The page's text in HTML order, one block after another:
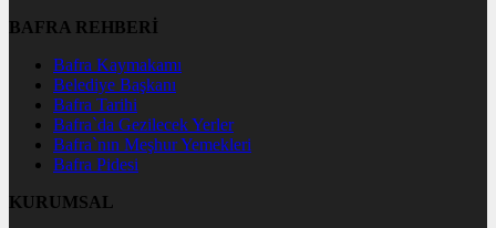
BAFRA REHBERİ
Bafra Kaymakamı
Belediye Başkanı
Bafra Tarihi
Bafra`da Gezilecek Yerler
Bafra`nın Meşhur Yemekleri
Bafra Pidesi
KURUMSAL